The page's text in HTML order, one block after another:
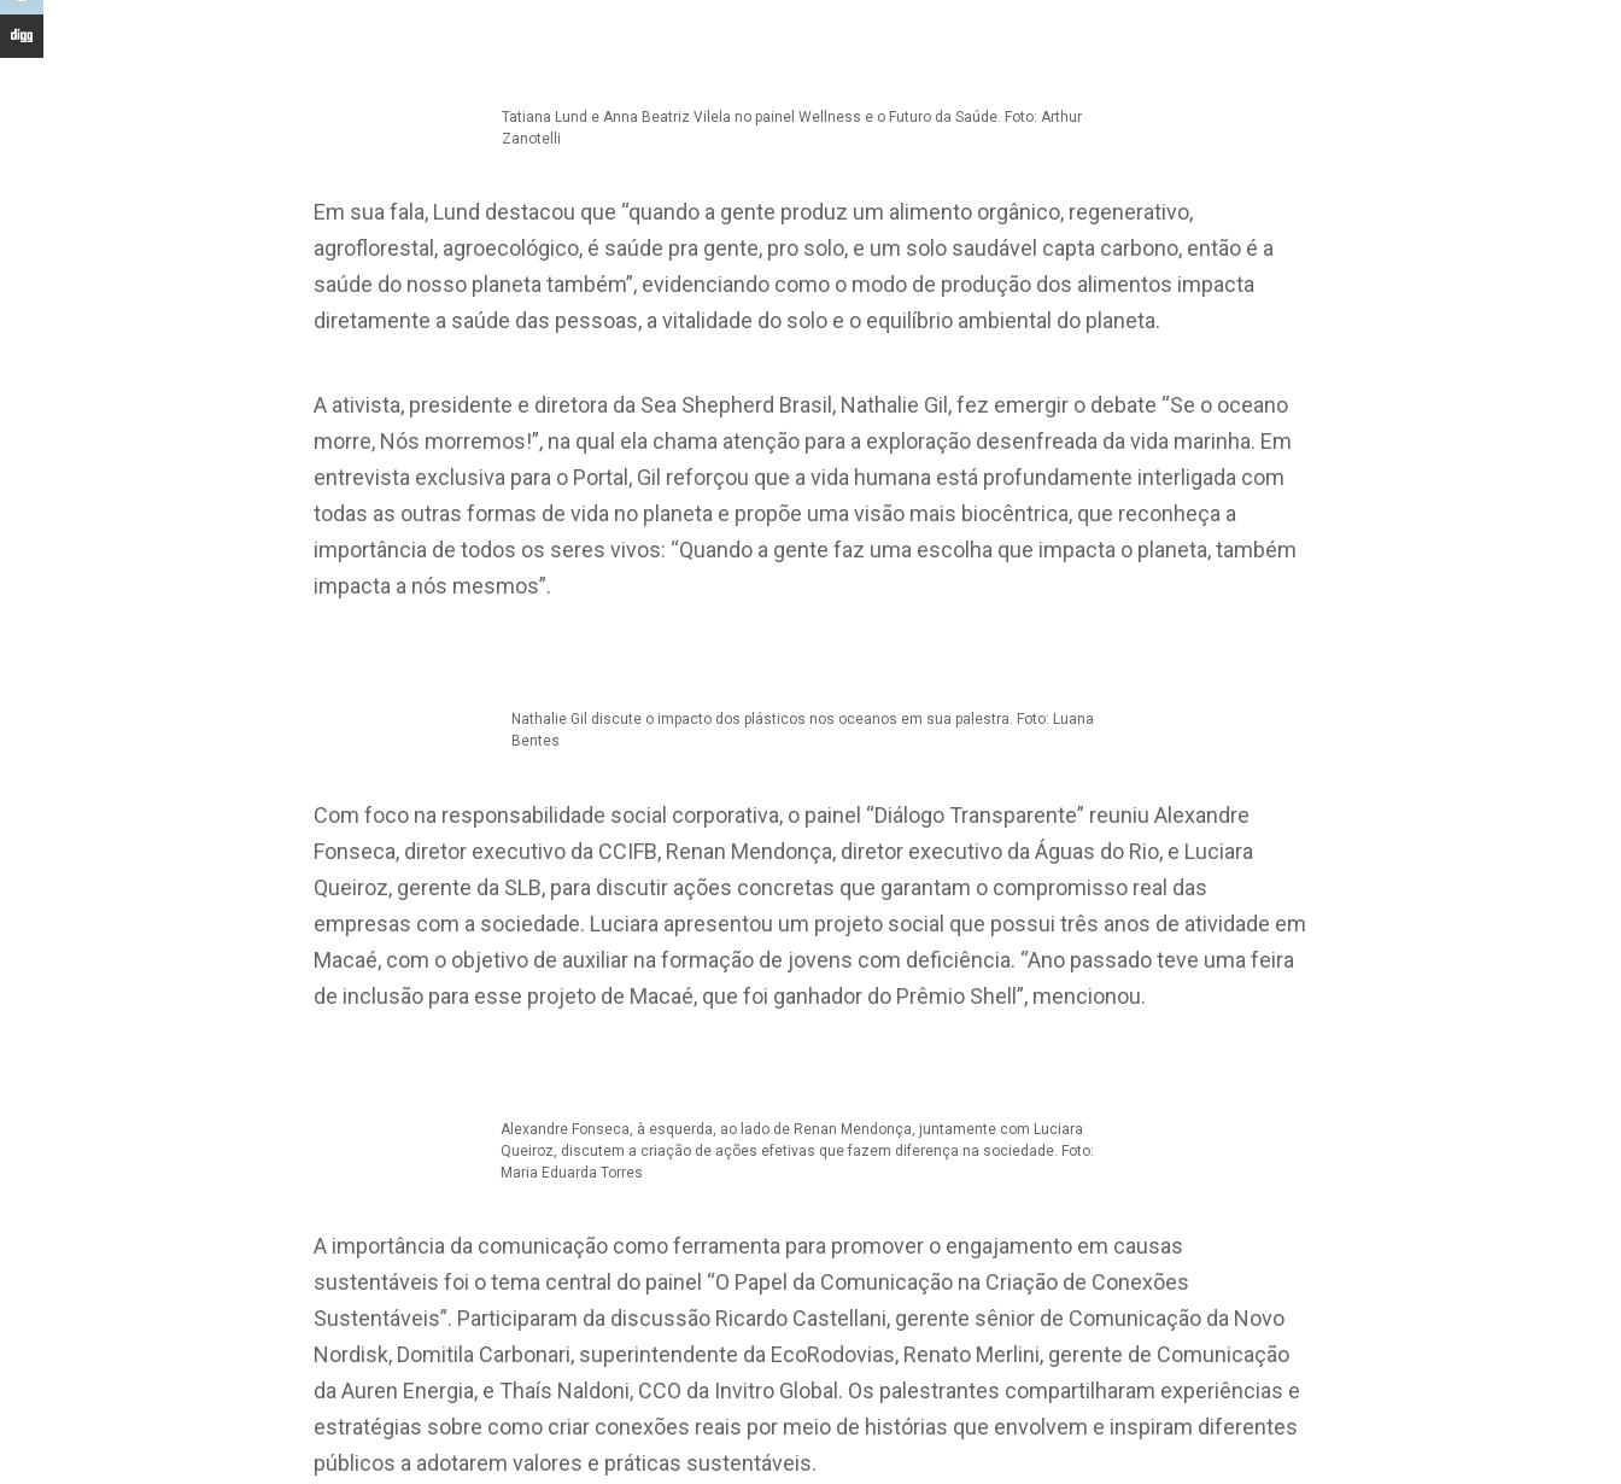
Tatiana Lund e Anna Beatriz Vilela no painel Wellness e o Futuro da Saúde. Foto: Arthur
Zanotelli
Em sua fala, Lund destacou que “quando a gente produz um alimento orgânico, regenerativo,
agroflorestal, agroecológico, é saúde pra gente, pro solo, e um solo saudável capta carbono, então é a
saúde do nosso planeta também”, evidenciando como o modo de produção dos alimentos impacta
diretamente a saúde das pessoas, a vitalidade do solo e o equilíbrio ambiental do planeta.
A ativista, presidente e diretora da Sea Shepherd Brasil, Nathalie Gil, fez emergir o debate “Se o oceano
morre, Nós morremos!”, na qual ela chama atenção para a exploração desenfreada da vida marinha. Em
entrevista exclusiva para o Portal, Gil reforçou que a vida humana está profundamente interligada com
todas as outras formas de vida no planeta e propõe uma visão mais biocêntrica, que reconheça a
importância de todos os seres vivos: “Quando a gente faz uma escolha que impacta o planeta, também
impacta a nós mesmos”.
Nathalie Gil discute o impacto dos plásticos nos oceanos em sua palestra. Foto: Luana
Bentes
Com foco na responsabilidade social corporativa, o painel “Diálogo Transparente” reuniu Alexandre
Fonseca, diretor executivo da CCIFB, Renan Mendonça, diretor executivo da Águas do Rio, e Luciara
Queiroz, gerente da SLB, para discutir ações concretas que garantam o compromisso real das
empresas com a sociedade. Luciara apresentou um projeto social que possui três anos de atividade em
Macaé, com o objetivo de auxiliar na formação de jovens com deficiência. “Ano passado teve uma feira
de inclusão para esse projeto de Macaé, que foi ganhador do Prêmio Shell”, mencionou.
Alexandre Fonseca, à esquerda, ao lado de Renan Mendonça, juntamente com Luciara
Queiroz, discutem a criação de ações efetivas que fazem diferença na sociedade. Foto:
Maria Eduarda Torres
A importância da comunicação como ferramenta para promover o engajamento em causas
sustentáveis foi o tema central do painel “O Papel da Comunicação na Criação de Conexões
Sustentáveis”. Participaram da discussão Ricardo Castellani, gerente sênior de Comunicação da Novo
Nordisk, Domitila Carbonari, superintendente da EcoRodovias, Renato Merlini, gerente de Comunicação
da Auren Energia, e Thaís Naldoni, CCO da Invitro Global. Os palestrantes compartilharam experiências e
estratégias sobre como criar conexões reais por meio de histórias que envolvem e inspiram diferentes
públicos a adotarem valores e práticas sustentáveis.